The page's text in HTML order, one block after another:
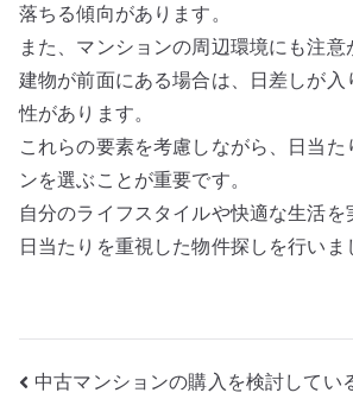
落ちる傾向があります。
また、マンションの周辺環境にも注意
建物が前面にある場合は、日差しが入
性があります。
これらの要素を考慮しながら、日当た
ンを選ぶことが重要です。
自分のライフスタイルや快適な生活を
日当たりを重視した物件探しを行いま
投
中古マンションの購入を検討してい